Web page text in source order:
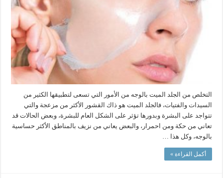
التخلص من الجلد الميت بالوجه من الأمور التي تسعى لتطبيقها الكثير من
السيدات والفتيات، فالجلد الميت هو ذاك القشور الأكثر من مزعجة والتي
تتواجد على البشرة وبدورها تؤثر على الشكل العام للبشرة، وبعض الحالات قد
تعاني من حكة ومن احمرار، والبعض يعاني من نزيف بالمناطق الأكثر حساسية
بالوجه، وكل هذا …
أكمل القراءة »